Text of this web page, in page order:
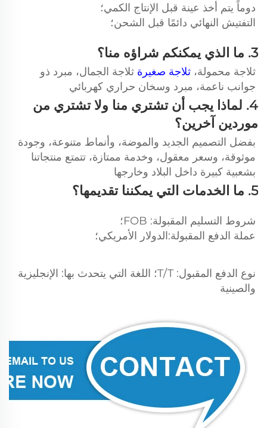
دوماً يتم أخذ عينة قبل الإنتاج الكمي؛
التفتيش النهائي دائمًا قبل الشحن؛
3. ما الذي يمكنكم شراؤه منا؟
ثلاجة محمولة، ثلاجة صغيرة
جوانب ناعمة، مبرد وسخان حراري كهربائي
موردين آخرين؟
بشعبية كبيرة داخل البلاد وخارجها
5. ما الخدمات التي يمكننا تقديمها؟
شروط التسليم المقبولة: FOB؛
عملة الدفع المقبولة:الدولار الأمريكي؛
والصينية